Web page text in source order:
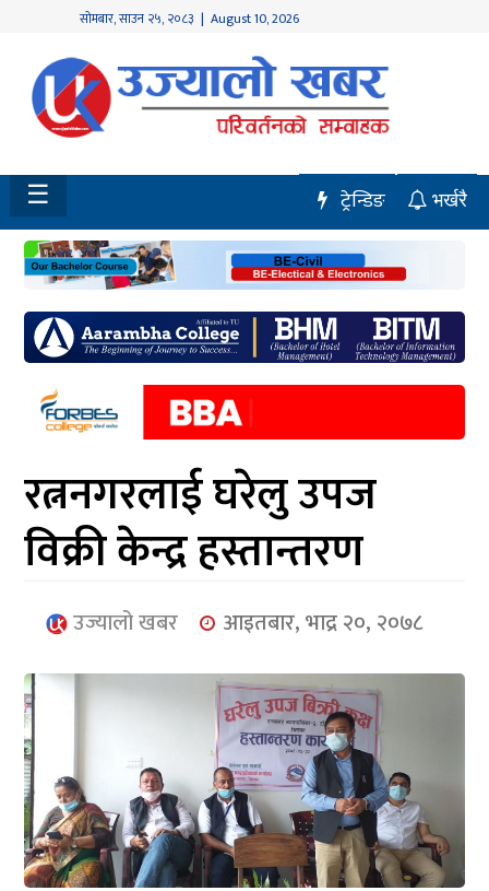
सोमबार,साउन २५, २०८३ | August 10, 2026
होमपेज
नवलपुर
विशेष
मध्य
नेपाल
चितवन
सेरोफेरो
समाचार
आर्थिक
मनोरञ्जन
खेलकुद
प्रबास
युनिकोड
☰ भर्खरै
ट्रेन्डिङ
रत्ननगरलाई घरेलु उपज
विक्री केन्द्र हस्तान्तरण
उज्यालो खबर आइतबार, भाद्र २०, २०७८